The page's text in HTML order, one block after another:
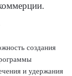
создания
и удержания